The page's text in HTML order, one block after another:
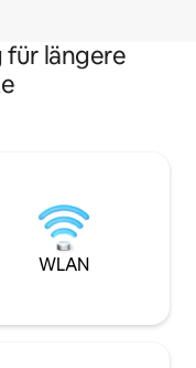
längere
WLAN